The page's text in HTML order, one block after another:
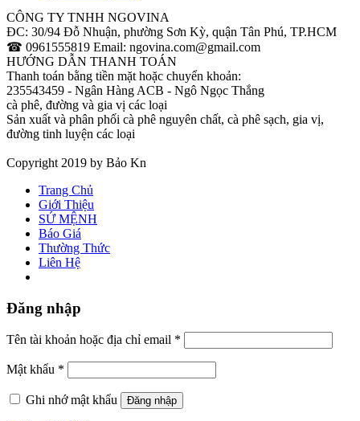
CÔNG TY TNHH NGOVINA
ĐC: 30/94 Đỗ Nhuận, phường Sơn Kỳ, quận Tân Phú, TP.HCM
☎ 0961555819 Email: ngovina.com@gmail.com
HƯỚNG DẪN THANH TOÁN
Thanh toán bằng tiền mặt hoặc chuyển khoản:
235543459 - Ngân Hàng ACB - Ngô Ngọc Thắng
cà phê, đường và gia vị các loại
Sản xuất và phân phối cà phê nguyên chất, cà phê sạch, gia vị,
đường tinh luyện các loại
Copyright 2019 by Bảo Kn
Trang Chủ
Giới Thiệu
SỨ MỆNH
Báo Giá
Thường Thức
Liên Hệ
Đăng nhập
Tên tài khoản hoặc địa chỉ email *
Mật khẩu *
Ghi nhớ mật khẩu Đăng nhập